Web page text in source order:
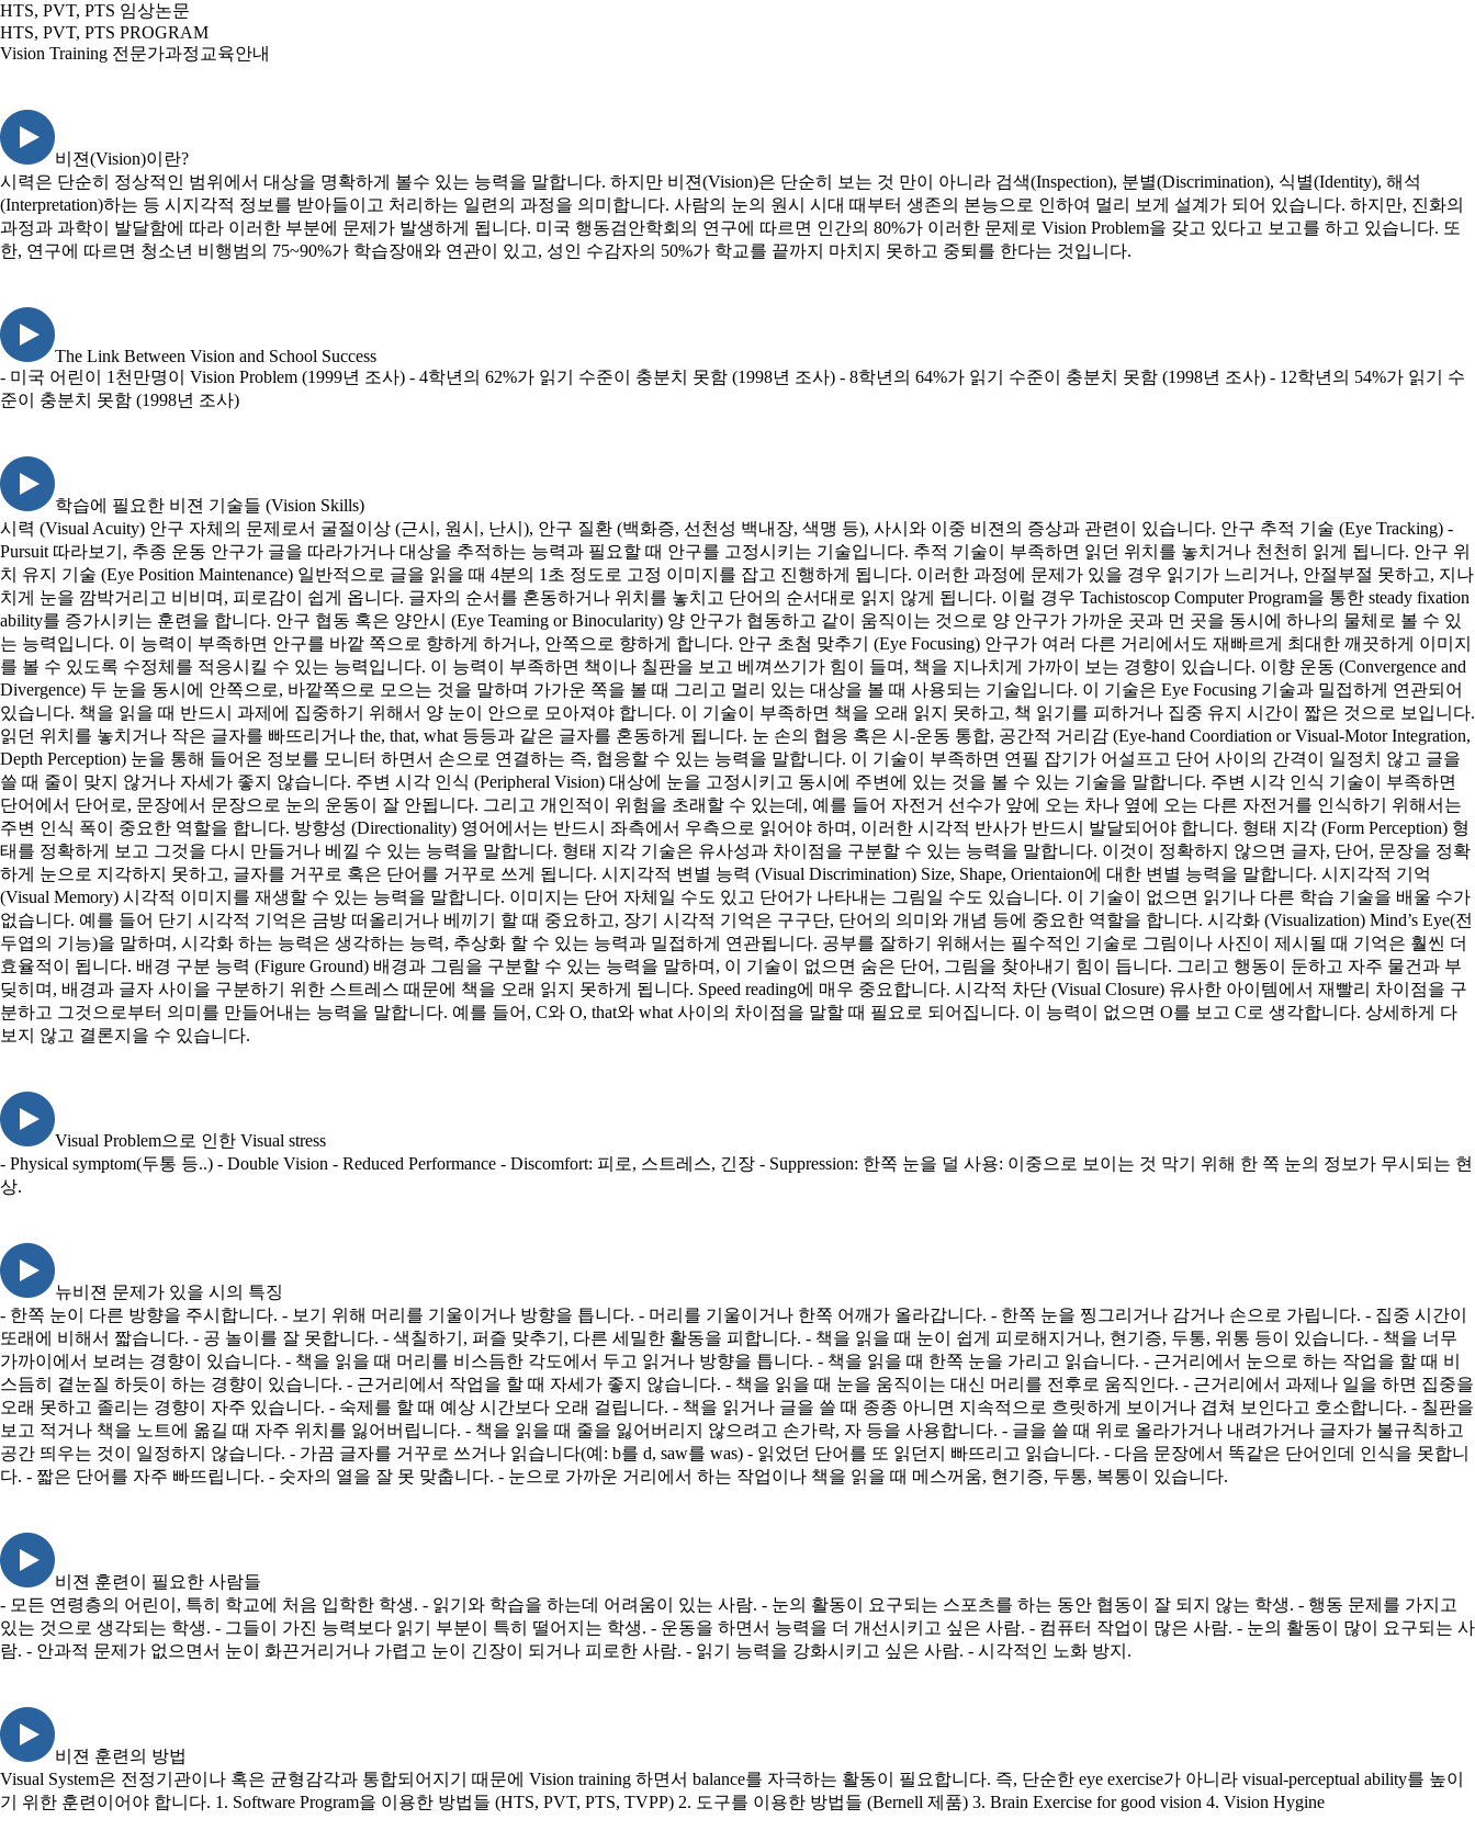
HTS, PVT, PTS 임상논문
HTS, PVT, PTS PROGRAM
Vision Training 전문가과정교육안내
비젼(Vision)이란?
시력은 단순히 정상적인 범위에서 대상을 명확하게 볼수 있는 능력을 말합니다. 하지만 비젼(Vision)은 단순히 보는 것 만이 아니라 검색(Inspection), 분별(Discrimination), 식별(Identity), 해석
(Interpretation)하는 등 시지각적 정보를 받아들이고 처리하는 일련의 과정을 의미합니다. 사람의 눈의 원시 시대 때부터 생존의 본능으로 인하여 멀리 보게 설계가 되어 있습니다. 하지만, 진화의
과정과 과학이 발달함에 따라 이러한 부분에 문제가 발생하게 됩니다. 미국 행동검안학회의 연구에 따르면 인간의 80%가 이러한 문제로 Vision Problem을 갖고 있다고 보고를 하고 있습니다. 또
한, 연구에 따르면 청소년 비행범의 75~90%가 학습장애와 연관이 있고, 성인 수감자의 50%가 학교를 끝까지 마치지 못하고 중퇴를 한다는 것입니다.
The Link Between Vision and School Success
- 미국 어린이 1천만명이 Vision Problem (1999년 조사) - 4학년의 62%가 읽기 수준이 충분치 못함 (1998년 조사) - 8학년의 64%가 읽기 수준이 충분치 못함 (1998년 조사) - 12학년의 54%가 읽기 수
준이 충분치 못함 (1998년 조사)
학습에 필요한 비젼 기술들 (Vision Skills)
시력 (Visual Acuity) 안구 자체의 문제로서 굴절이상 (근시, 원시, 난시), 안구 질환 (백화증, 선천성 백내장, 색맹 등), 사시와 이중 비젼의 증상과 관련이 있습니다. 안구 추적 기술 (Eye Tracking) -
Pursuit 따라보기, 추종 운동 안구가 글을 따라가거나 대상을 추적하는 능력과 필요할 때 안구를 고정시키는 기술입니다. 추적 기술이 부족하면 읽던 위치를 놓치거나 천천히 읽게 됩니다. 안구 위
치 유지 기술 (Eye Position Maintenance) 일반적으로 글을 읽을 때 4분의 1초 정도로 고정 이미지를 잡고 진행하게 됩니다. 이러한 과정에 문제가 있을 경우 읽기가 느리거나, 안절부절 못하고, 지나
치게 눈을 깜박거리고 비비며, 피로감이 쉽게 옵니다. 글자의 순서를 혼동하거나 위치를 놓치고 단어의 순서대로 읽지 않게 됩니다. 이럴 경우 Tachistoscop Computer Program을 통한 steady fixation
ability를 증가시키는 훈련을 합니다. 안구 협동 혹은 양안시 (Eye Teaming or Binocularity) 양 안구가 협동하고 같이 움직이는 것으로 양 안구가 가까운 곳과 먼 곳을 동시에 하나의 물체로 볼 수 있
는 능력입니다. 이 능력이 부족하면 안구를 바깥 쪽으로 향하게 하거나, 안쪽으로 향하게 합니다. 안구 초첨 맞추기 (Eye Focusing) 안구가 여러 다른 거리에서도 재빠르게 최대한 깨끗하게 이미지
를 볼 수 있도록 수정체를 적응시킬 수 있는 능력입니다. 이 능력이 부족하면 책이나 칠판을 보고 베껴쓰기가 힘이 들며, 책을 지나치게 가까이 보는 경향이 있습니다. 이향 운동 (Convergence and
Divergence) 두 눈을 동시에 안쪽으로, 바깥쪽으로 모으는 것을 말하며 가가운 쪽을 볼 때 그리고 멀리 있는 대상을 볼 때 사용되는 기술입니다. 이 기술은 Eye Focusing 기술과 밀접하게 연관되어
있습니다. 책을 읽을 때 반드시 과제에 집중하기 위해서 양 눈이 안으로 모아져야 합니다. 이 기술이 부족하면 책을 오래 읽지 못하고, 책 읽기를 피하거나 집중 유지 시간이 짧은 것으로 보입니다.
읽던 위치를 놓치거나 작은 글자를 빠뜨리거나 the, that, what 등등과 같은 글자를 혼동하게 됩니다. 눈 손의 협응 혹은 시-운동 통합, 공간적 거리감 (Eye-hand Coordiation or Visual-Motor Integration,
Depth Perception) 눈을 통해 들어온 정보를 모니터 하면서 손으로 연결하는 즉, 협응할 수 있는 능력을 말합니다. 이 기술이 부족하면 연필 잡기가 어설프고 단어 사이의 간격이 일정치 않고 글을
쓸 때 줄이 맞지 않거나 자세가 좋지 않습니다. 주변 시각 인식 (Peripheral Vision) 대상에 눈을 고정시키고 동시에 주변에 있는 것을 볼 수 있는 기술을 말합니다. 주변 시각 인식 기술이 부족하면
단어에서 단어로, 문장에서 문장으로 눈의 운동이 잘 안됩니다. 그리고 개인적이 위험을 초래할 수 있는데, 예를 들어 자전거 선수가 앞에 오는 차나 옆에 오는 다른 자전거를 인식하기 위해서는
주변 인식 폭이 중요한 역할을 합니다. 방향성 (Directionality) 영어에서는 반드시 좌측에서 우측으로 읽어야 하며, 이러한 시각적 반사가 반드시 발달되어야 합니다. 형태 지각 (Form Perception) 형
태를 정확하게 보고 그것을 다시 만들거나 베낄 수 있는 능력을 말합니다. 형태 지각 기술은 유사성과 차이점을 구분할 수 있는 능력을 말합니다. 이것이 정확하지 않으면 글자, 단어, 문장을 정확
하게 눈으로 지각하지 못하고, 글자를 거꾸로 혹은 단어를 거꾸로 쓰게 됩니다. 시지각적 변별 능력 (Visual Discrimination) Size, Shape, Orientaion에 대한 변별 능력을 말합니다. 시지각적 기억
(Visual Memory) 시각적 이미지를 재생할 수 있는 능력을 말합니다. 이미지는 단어 자체일 수도 있고 단어가 나타내는 그림일 수도 있습니다. 이 기술이 없으면 읽기나 다른 학습 기술을 배울 수가
없습니다. 예를 들어 단기 시각적 기억은 금방 떠올리거나 베끼기 할 때 중요하고, 장기 시각적 기억은 구구단, 단어의 의미와 개념 등에 중요한 역할을 합니다. 시각화 (Visualization) Mind’s Eye(전
두엽의 기능)을 말하며, 시각화 하는 능력은 생각하는 능력, 추상화 할 수 있는 능력과 밀접하게 연관됩니다. 공부를 잘하기 위해서는 필수적인 기술로 그림이나 사진이 제시될 때 기억은 훨씬 더
효율적이 됩니다. 배경 구분 능력 (Figure Ground) 배경과 그림을 구분할 수 있는 능력을 말하며, 이 기술이 없으면 숨은 단어, 그림을 찾아내기 힘이 듭니다. 그리고 행동이 둔하고 자주 물건과 부
딪히며, 배경과 글자 사이을 구분하기 위한 스트레스 때문에 책을 오래 읽지 못하게 됩니다. Speed reading에 매우 중요합니다. 시각적 차단 (Visual Closure) 유사한 아이템에서 재빨리 차이점을 구
분하고 그것으로부터 의미를 만들어내는 능력을 말합니다. 예를 들어, C와 O, that와 what 사이의 차이점을 말할 때 필요로 되어집니다. 이 능력이 없으면 O를 보고 C로 생각합니다. 상세하게 다
보지 않고 결론지을 수 있습니다.
Visual Problem으로 인한 Visual stress
- Physical symptom(두통 등..) - Double Vision - Reduced Performance - Discomfort: 피로, 스트레스, 긴장 - Suppression: 한쪽 눈을 덜 사용: 이중으로 보이는 것 막기 위해 한 쪽 눈의 정보가 무시되는 현
상.
뉴비젼 문제가 있을 시의 특징
- 한쪽 눈이 다른 방향을 주시합니다. - 보기 위해 머리를 기울이거나 방향을 틉니다. - 머리를 기울이거나 한쪽 어깨가 올라갑니다. - 한쪽 눈을 찡그리거나 감거나 손으로 가립니다. - 집중 시간이
또래에 비해서 짧습니다. - 공 놀이를 잘 못합니다. - 색칠하기, 퍼즐 맞추기, 다른 세밀한 활동을 피합니다. - 책을 읽을 때 눈이 쉽게 피로해지거나, 현기증, 두통, 위통 등이 있습니다. - 책을 너무
가까이에서 보려는 경향이 있습니다. - 책을 읽을 때 머리를 비스듬한 각도에서 두고 읽거나 방향을 틉니다. - 책을 읽을 때 한쪽 눈을 가리고 읽습니다. - 근거리에서 눈으로 하는 작업을 할 때 비
스듬히 곁눈질 하듯이 하는 경향이 있습니다. - 근거리에서 작업을 할 때 자세가 좋지 않습니다. - 책을 읽을 때 눈을 움직이는 대신 머리를 전후로 움직인다. - 근거리에서 과제나 일을 하면 집중을
오래 못하고 졸리는 경향이 자주 있습니다. - 숙제를 할 때 예상 시간보다 오래 걸립니다. - 책을 읽거나 글을 쓸 때 종종 아니면 지속적으로 흐릿하게 보이거나 겹쳐 보인다고 호소합니다. - 칠판을
보고 적거나 책을 노트에 옮길 때 자주 위치를 잃어버립니다. - 책을 읽을 때 줄을 잃어버리지 않으려고 손가락, 자 등을 사용합니다. - 글을 쓸 때 위로 올라가거나 내려가거나 글자가 불규칙하고
공간 띄우는 것이 일정하지 않습니다. - 가끔 글자를 거꾸로 쓰거나 읽습니다(예: b를 d, saw를 was) - 읽었던 단어를 또 읽던지 빠뜨리고 읽습니다. - 다음 문장에서 똑같은 단어인데 인식을 못합니
다. - 짧은 단어를 자주 빠뜨립니다. - 숫자의 열을 잘 못 맞춥니다. - 눈으로 가까운 거리에서 하는 작업이나 책을 읽을 때 메스꺼움, 현기증, 두통, 복통이 있습니다.
비젼 훈련이 필요한 사람들
- 모든 연령층의 어린이, 특히 학교에 처음 입학한 학생. - 읽기와 학습을 하는데 어려움이 있는 사람. - 눈의 활동이 요구되는 스포츠를 하는 동안 협동이 잘 되지 않는 학생. - 행동 문제를 가지고
있는 것으로 생각되는 학생. - 그들이 가진 능력보다 읽기 부분이 특히 떨어지는 학생. - 운동을 하면서 능력을 더 개선시키고 싶은 사람. - 컴퓨터 작업이 많은 사람. - 눈의 활동이 많이 요구되는 사
람. - 안과적 문제가 없으면서 눈이 화끈거리거나 가렵고 눈이 긴장이 되거나 피로한 사람. - 읽기 능력을 강화시키고 싶은 사람. - 시각적인 노화 방지.
비젼 훈련의 방법
Visual System은 전정기관이나 혹은 균형감각과 통합되어지기 때문에 Vision training 하면서 balance를 자극하는 활동이 필요합니다. 즉, 단순한 eye exercise가 아니라 visual-perceptual ability를 높이
기 위한 훈련이어야 합니다. 1. Software Program을 이용한 방법들 (HTS, PVT, PTS, TVPP) 2. 도구를 이용한 방법들 (Bernell 제품) 3. Brain Exercise for good vision 4. Vision Hygine